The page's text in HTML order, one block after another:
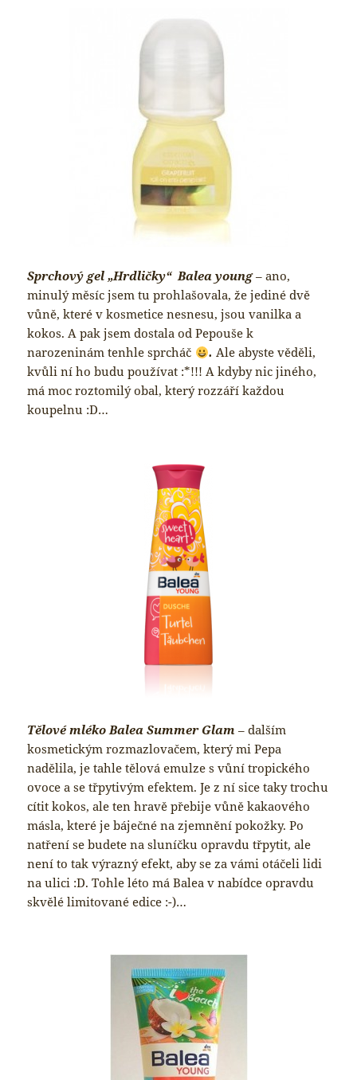
Sprchový gel „Hrdličky“ Balea young– ano,
minulý měsíc jsem tu prohlašovala, že jediné dvě
vůně, které v kosmetice nesnesu, jsou vanilka a
kokos. A pak jsem dostala od Pepouše k
narozeninám tenhle sprcháč
. Ale abyste věděli,
kvůli ní ho budu používat :*!!! A kdyby nic jiného,
má moc roztomilý obal, který rozzáří každou
koupelnu :D…
Tělové mléko Balea Summer Glam– dalším
kosmetickým rozmazlovačem, který mi Pepa
nadělila, je tahle tělová emulze s vůní tropického
ovoce a se třpytivým efektem. Je z ní sice taky trochu
cítit kokos, ale ten hravě přebije vůně kakaového
másla, které je báječné na zjemnění pokožky. Po
natření se budete na sluníčku opravdu třpytit, ale
není to tak výrazný efekt, aby se za vámi otáčeli lidi
na ulici :D. Tohle léto má Balea v nabídce opravdu
skvělé limitované edice :-)…